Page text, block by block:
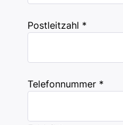
Postleitzahl *
Telefonnummer *